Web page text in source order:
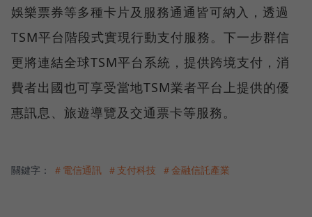
娛樂票券等多種卡片及服務通通皆可納入，透過
TSM平台階段式實現行動支付服務。下一步群信
更將連結全球TSM平台系統，提供跨境支付，消
費者出國也可享受當地TSM業者平台上提供的優
惠訊息、旅遊導覽及交通票卡等服務。
關鍵字： ＃電信通訊 ＃支付科技 ＃金融信託產業